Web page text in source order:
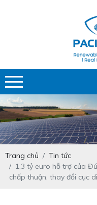
Trang chủ
Tin tức
1,3 tỷ euro hỗ trợ của
chấp thuận, thay đổi cục